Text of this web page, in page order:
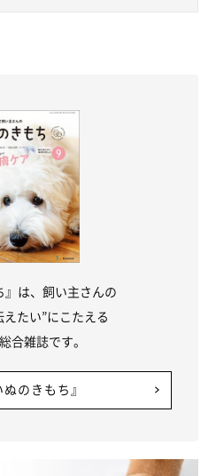
』は、飼い主さんの
えたい”にこたえる
合雑誌です。
のきもち』